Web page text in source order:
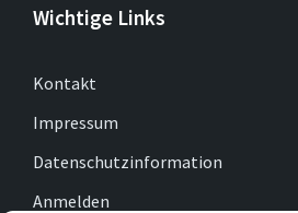
Wichtige Links
Kontakt
Impressum
Datenschutzinformation
Anmelden